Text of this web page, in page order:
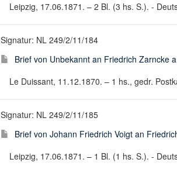
Leipzig, 17.06.1871. – 2 Bl. (3 hs. S.). -
Signatur: NL 249/2/11/184
Brief von Unbekannt an Friedrich Zarncke
Le Duissant, 11.12.1870. – 1 hs., gedr.
Signatur: NL 249/2/11/185
Brief von Johann Friedrich Voigt an
Leipzig, 17.06.1871. – 1 Bl. (1 hs. S.). -